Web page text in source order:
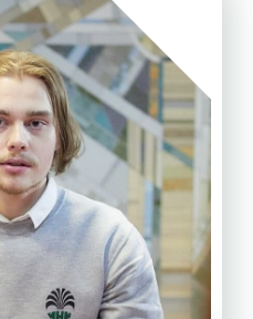
в офисе
в иркутском
офисе.
Для студентов
2–4
и магистратуры.
— в течение года.
Подробнее